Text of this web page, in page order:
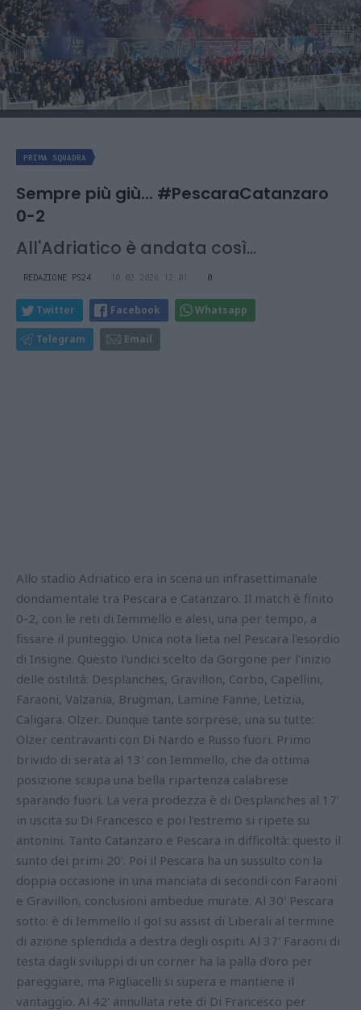
PRIMA SQUADRA
Sempre più giù... #PescaraCatanzaro
0-2
All'Adriatico è andata così...
REDAZIONE PS24 10.02.2026 12:01 0
Twitter Facebook Whatsapp
Telegram Email
Allo stadio Adriatico era in scena un infrasettimanale
dondamentale tra Pescara e Catanzaro. Il match è finito
0-2, con le reti di Iemmello e alesi, una per tempo, a
fissare il punteggio. Unica nota lieta nel Pescara l'esordio
di Insigne. Questo l'undici scelto da Gorgone per l'inizio
delle ostilità: Desplanches, Gravillon, Corbo, Capellini,
Faraoni, Valzania, Brugman, Lamine Fanne, Letizia,
Caligara. Olzer.. Dunque tante sorprese, una su tutte:
Olzer centravanti con Di Nardo e Russo fuori. Primo
brivido di serata al 13' con Iemmello, che da ottima
posizione sciupa una bella ripartenza calabrese
sparando fuori. La vera prodezza è di Desplanches al 17'
in uscita su Di Francesco e poi l'estremo si ripete su
antonini. Tanto Catanzaro e Pescara in difficoltà: questo il
sunto dei primi 20'. Poi il Pescara ha un sussulto con la
doppia occasione in una manciata di secondi con Faraoni
e Gravillon, conclusioni ambedue murate. Al 30' Pescara
sotto: è di Iemmello il gol su assist di Liberali al termine
di azione splendida a destra degli ospiti. Al 37' Faraoni di
testa dagli sviluppi di un corner ha la palla d'oro per
pareggiare, ma Pigliacelli si supera e mantiene il
vantaggio. Al 42' annullata rete di Di Francesco per